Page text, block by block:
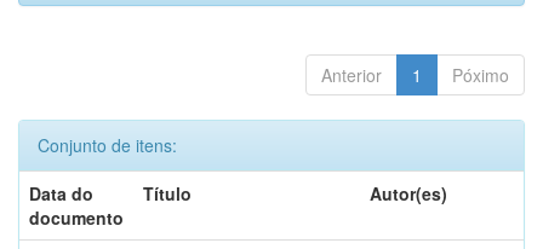
Anterior 1 Póximo
Conjunto de itens:
Data do
documento
Título Autor(es)